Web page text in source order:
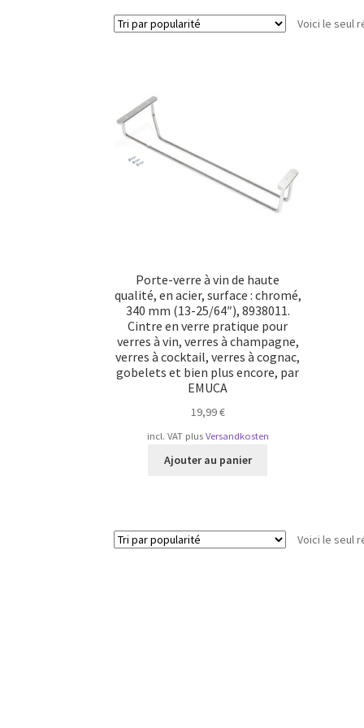
Voici le seul
Porte-verre à vin de haute
qualité, en acier, surface : chromé,
340 mm (13-25/64″), 8938011.
Cintre en verre pratique pour
verres à vin, verres à champagne,
verres à cocktail, verres à cognac,
gobelets et bien plus encore, par
EMUCA
19,99€
incl. VAT plus Versandkosten
Ajouter au panier
Voici le seul